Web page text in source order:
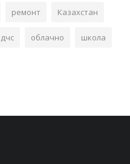
ремонт Казахстан
дчс облачно школа